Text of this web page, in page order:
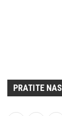
PRATITE NAS